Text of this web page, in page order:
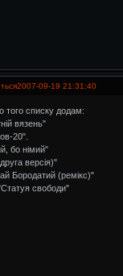
2007-09-19 21:31:40
того списку додам:
вязень"
20".
бо німий"
версія)"
Бородатий (ремiкс)"
свободи"